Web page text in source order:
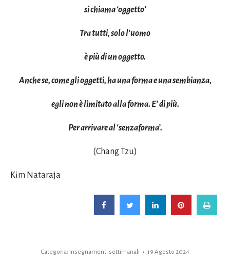
si chiama ‘oggetto’
Tra tutti, solo l’uomo
è più di un oggetto.
Anche se, come gli oggetti, ha una forma e una sembianza,
egli non è limitato alla forma. E’ di più.
Per arrivare al ‘senzaforma’.
(Chang Tzu)
Kim Nataraja
Categoria: Insegnamenti settimanali 19 Agosto 2024